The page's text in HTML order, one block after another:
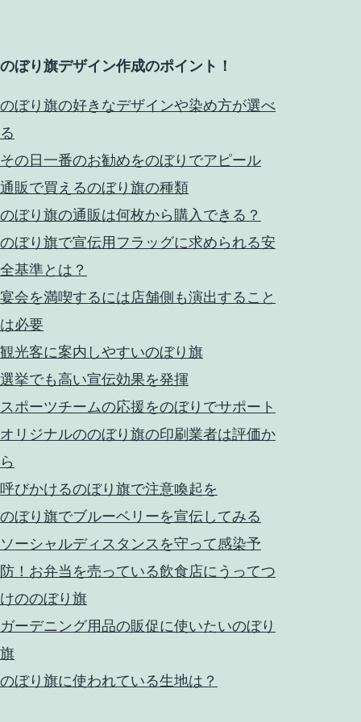
のぼり旗デザイン作成のポイント！
のぼり旗の好きなデザインや染め方が選べ
る
その日一番のお勧めをのぼりでアピール
通販で買えるのぼり旗の種類
のぼり旗の通販は何枚から購入できる？
のぼり旗で宣伝用フラッグに求められる安
全基準とは？
宴会を満喫するには店舗側も演出すること
は必要
観光客に案内しやすいのぼり旗
選挙でも高い宣伝効果を発揮
スポーツチームの応援をのぼりでサポート
オリジナルののぼり旗の印刷業者は評価か
ら
呼びかけるのぼり旗で注意喚起を
のぼり旗でブルーベリーを宣伝してみる
ソーシャルディスタンスを守って感染予
防！お弁当を売っている飲食店にうってつ
けののぼり旗
ガーデニング用品の販促に使いたいのぼり
旗
のぼり旗に使われている生地は？